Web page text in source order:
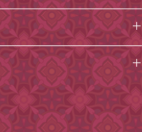
個体差があります。
実物とは異なる場合がござい
ださい。
ル対応はお休みとさせていた
セルはお受けできません。
おります、十分ご確認の上ご
もお受けできかねます。
したら必ずご注文時の「備考
からご連絡いただいても対応
届けいたします。到着日時指
ください。
も、対応しかねます。
、対面でのお受取が必要とな
小楽園オンラインショップで
袋を有料とさせていただいて